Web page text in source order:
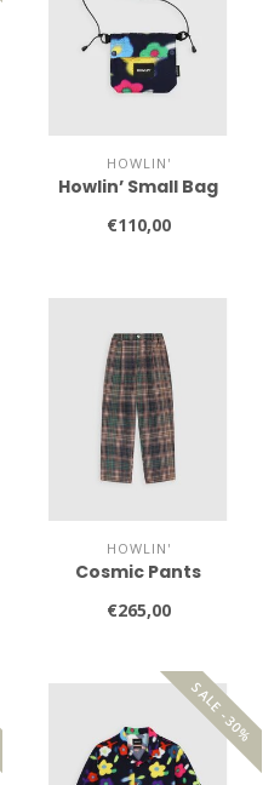
HOWLIN'
Howlin’ Small Bag
€110,00
HOWLIN'
Cosmic Pants
€265,00
SALE -30%